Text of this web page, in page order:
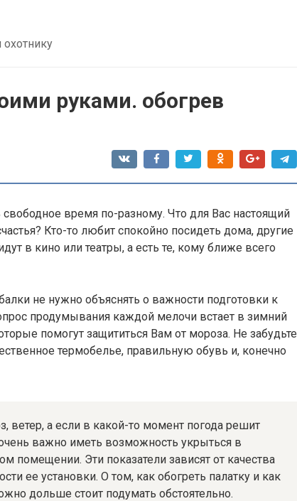
руками. обогрев
время по-разному. Что для Вас настоящий
Кто-то любит спокойно посидеть дома, другие
в кино или театры, а есть те, кому ближе всего
не нужно объяснять о важности подготовки к
продумывания каждой мелочи встает в зимний
помогут защититься Вам от мороза. Не забудьте
термобелье, правильную обувь и, конечно
ветер, а если в какой-то момент погода решит
важно иметь возможность укрыться в
помещении. Эти показатели зависят от качества
ее установки. О том, как обогреть палатку и как
дольше стоит подумать обстоятельно.